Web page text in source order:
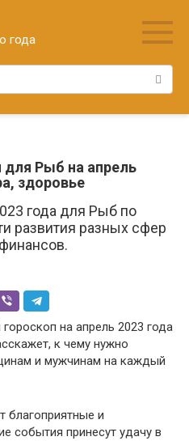
года
для Рыб на апрель
здоровье
года для Рыб по
развития разных сфер
на апрель 2023 года
к чему нужно
и мужчинам на каждый
благоприятные и
события принесут удачу в